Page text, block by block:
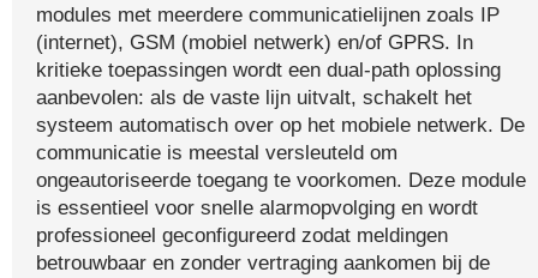
modules met meerdere communicatielijnen zoals IP
(internet), GSM (mobiel netwerk) en/of GPRS. In
kritieke toepassingen wordt een dual-path oplossing
aanbevolen: als de vaste lijn uitvalt, schakelt het
systeem automatisch over op het mobiele netwerk. De
communicatie is meestal versleuteld om
ongeautoriseerde toegang te voorkomen. Deze module
is essentieel voor snelle alarmopvolging en wordt
professioneel geconfigureerd zodat meldingen
betrouwbaar en zonder vertraging aankomen bij de